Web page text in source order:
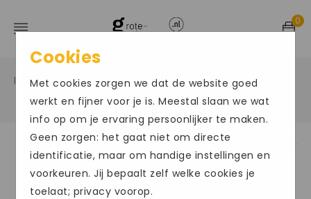
0
Home / Grote maten damesschoenen / Instappers
ACTIE
Cookies
Met cookies zorgen we dat de website goed
werkt en fijner voor je is. Meestal slaan we wat
info op om je ervaring persoonlijker te maken.
Geen zorgen: het gaat niet om directe
identificatie, maar om handige instellingen en
voorkeuren. Jij bepaalt zelf welke cookies je
toelaat; privacy voorop.